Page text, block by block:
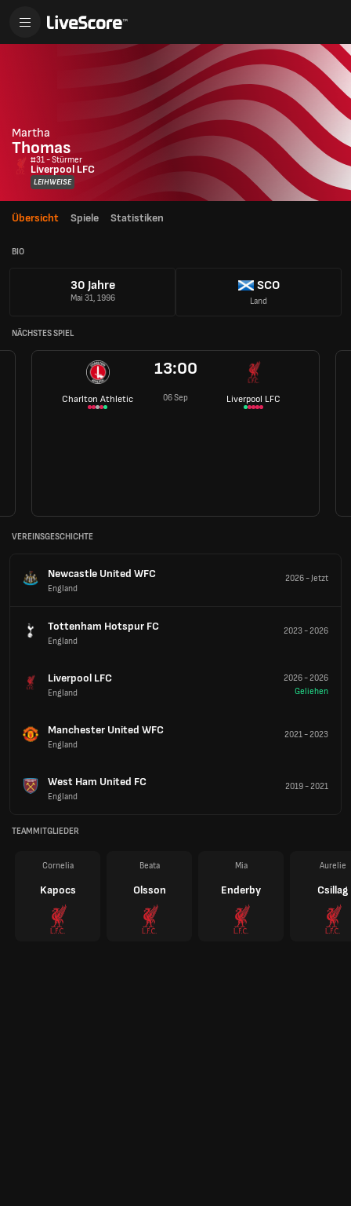
Martha
Thomas
#31 - Stürmer
Liverpool LFC
LEIHWEISE
Übersicht Spiele Statistiken
BIO
30 Jahre
Mai 31, 1996
SCO
Land
NÄCHSTES SPIEL
Charlton Athletic
13:00
06 Sep Liverpool LFC
VEREINSGESCHICHTE
Newcastle United WFC
England
2026-Jetzt
Tottenham Hotspur FC
England
2023-2026
Liverpool LFC
England
2026-2026
Geliehen
Manchester United WFC
England
2021-2023
West Ham United FC
England
2019-2021
TEAMMITGLIEDER
Cornelia
Kapocs
Beata
Olsson
Mia
Enderby
Aurelie
Csillag